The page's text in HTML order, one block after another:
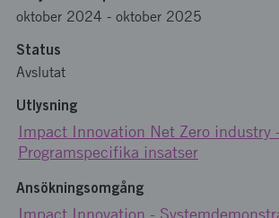
oktober 2024 - oktober 2025
Status
Avslutat
Utlysning
Impact Innovation Net Zero industry -
Programspecifika insatser
Ansökningsomgång
Impact Innovation -